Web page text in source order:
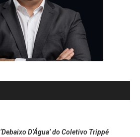
‘Debaixo D’Água’ do Coletivo Trippé